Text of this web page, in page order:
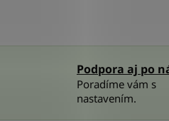
Podpora aj po
Poradíme vám s
nastavením.